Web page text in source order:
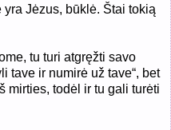
Jėzus, būklė. Štai tokią
tu turi atgręžti savo
tave ir numirė už tave“, bet
mirties, todėl ir tu gali turėti